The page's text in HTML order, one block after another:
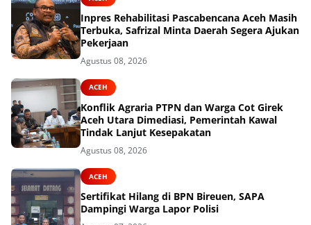
Inpres Rehabilitasi Pascabencana Aceh Masih
Terbuka, Safrizal Minta Daerah Segera Ajukan
Pekerjaan
Agustus 08, 2026
ACEH
Konflik Agraria PTPN dan Warga Cot Girek
Aceh Utara Dimediasi, Pemerintah Kawal
Tindak Lanjut Kesepakatan
Agustus 08, 2026
ACEH
Sertifikat Hilang di BPN Bireuen, SAPA
Dampingi Warga Lapor Polisi